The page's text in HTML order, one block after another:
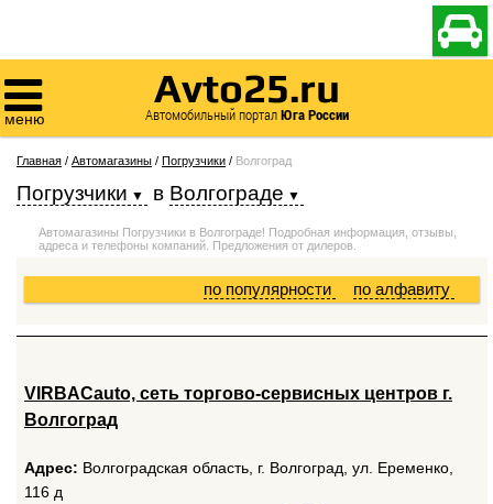


меню
Avto25.ru
Автомобильный порталЮга России
Главная / Автомагазины / Погрузчики / Волгоград
Погрузчики в Волгограде
Автомагазины Погрузчики в Волгограде! Подробная информация, отзывы,
адреса и телефоны компаний. Предложения от дилеров.
по алфавиту
по популярности
VIRBACauto, сеть торгово-сервисных центров г.
Волгоград
Адрес: Волгоградская область, г. Волгоград, ул. Еременко,
116 д